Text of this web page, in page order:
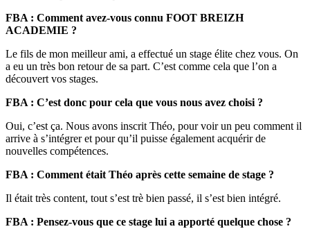
FBA : Comment avez-vous connu FOOT BREIZH
ACADEMIE ?
Le fils de mon meilleur ami, a effectué un stage élite chez vous. On
a eu un très bon retour de sa part. C’est comme cela que l’on a
découvert vos stages.
FBA : C’est donc pour cela que vous nous avez choisi ?
Oui, c’est ça. Nous avons inscrit Théo, pour voir un peu comment il
arrive à s’intégrer et pour qu’il puisse également acquérir de
nouvelles compétences.
FBA : Comment était Théo après cette semaine de stage ?
Il était très content, tout s’est trè bien passé, il s’est bien intégré.
FBA : Pensez-vous que ce stage lui a apporté quelque chose ?